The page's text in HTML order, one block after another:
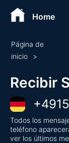
Home
Página de
inicio
>
Recibir
+
Todos los
teléfono
ver los últimos